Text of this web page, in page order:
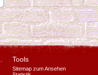
Tools
Sitemap zum Ansehen